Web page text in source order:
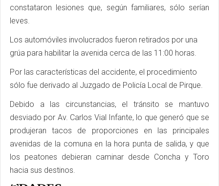
constataron lesiones que, según familiares, sólo serían
leves.
Los automóviles involucrados fueron retirados por una
grúa para habilitar la avenida cerca de las 11:00 horas.
Por las características del accidente, el procedimiento
sólo fue derivado al Juzgado de Policía Local de Pirque.
Debido a las circunstancias, el tránsito se mantuvo
desviado por Av. Carlos Vial Infante, lo que generó que se
produjeran tacos de proporciones en las principales
avenidas de la comuna en la hora punta de salida, y que
los peatones debieran caminar desde Concha y Toro
hacia sus destinos.